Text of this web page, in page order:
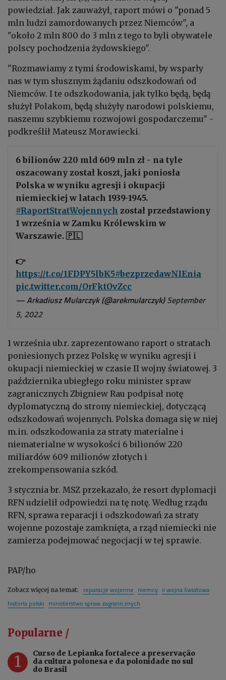
powiedział. Jak zauważył, raport mówi o "ponad 5
mln ludzi zamordowanych przez Niemców", a
"około 2 mln 800 do 3 mln z tego to byli obywatele
polscy pochodzenia żydowskiego".
"Rozmawiamy z tymi środowiskami, by wsparły
nas w tym słusznym żądaniu odszkodowań od
Niemców. I te odszkodowania, jak tylko będą, będą
służył Polakom, będą służyły narodowi polskiemu,
naszemu szybkiemu rozwojowi gospodarczemu" -
podkreślił Mateusz Morawiecki.
6 bilionów 220 mld 609 mln zł - na tyle
oszacowany został koszt, jaki poniosła
Polska w wyniku agresji i okupacji
niemieckiej w latach 1939-1945.
#RaportStratWojennych został przedstawiony
1 września w Zamku Królewskim w
Warszawie. 🇵🇱
👉
https://t.co/1FDPY5lbK5#bezprzedawNIEnia
pic.twitter.com/OrFktOvZcc
— Arkadiusz Mularczyk (@arekmularczyk)September
5, 2022
1 września ub.r. zaprezentowano raport o stratach
poniesionych przez Polskę w wyniku agresji i
okupacji niemieckiej w czasie II wojny światowej. 3
października ubiegłego roku minister spraw
zagranicznych Zbigniew Rau podpisał notę
dyplomatyczną do strony niemieckiej, dotyczącą
odszkodowań wojennych. Polska domaga się w niej
m.in. odszkodowania za straty materialne i
niematerialne w wysokości 6 bilionów 220
miliardów 609 milionów złotych i
zrekompensowania szkód.
3 stycznia br. MSZ przekazało, że resort dyplomacji
RFN udzielił odpowiedzi na tę notę. Według rządu
RFN, sprawa reparacji i odszkodowań za straty
wojenne pozostaje zamknięta, a rząd niemiecki nie
zamierza podejmować negocjacji w tej sprawie.
PAP/ho
Zobacz więcej na temat: reparacje wojenne niemcy ii wojna światowa
historia polski ministerstwo spraw zagranicznych
Popularne /
1
Curso de Lepianka fortalece a preservação
da cultura polonesa e da polonidade no sul
do Brasil